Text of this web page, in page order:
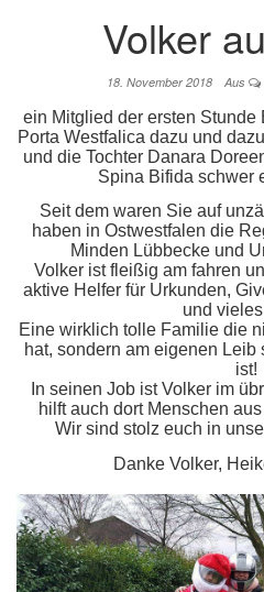
Volker
18. November 2018 Aus
ein Mitglied der ersten Stunde
Porta Westfalica dazu und
und die Tochter Danara
Spina Bifida schwer
Seit dem waren Sie auf
haben in Ostwestfalen die
Minden Lübbecke und
Volker ist fleißig am fahren
aktive Helfer für Urkunden,
und
Eine wirklich tolle Familie die
hat, sondern am eigenen
ist!
In seinen Job ist Volker im
hilft auch dort Menschen
Wir sind stolz euch in
Danke Volker,